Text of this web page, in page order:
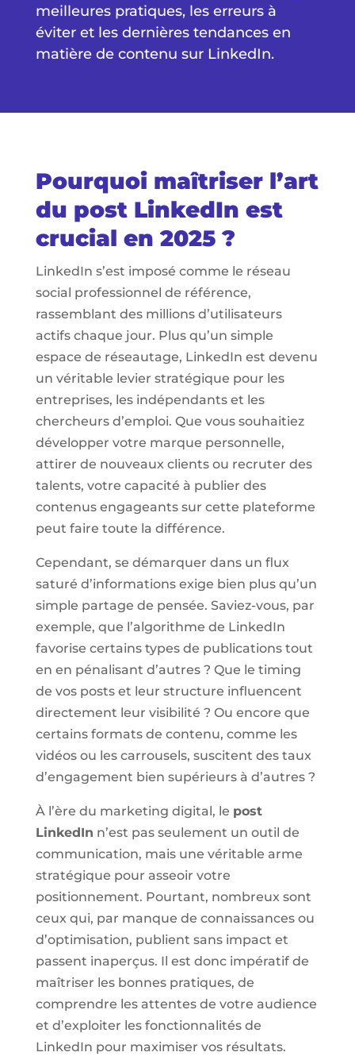
meilleures pratiques, les erreurs à
éviter et les dernières tendances en
matière de contenu sur LinkedIn.
Pourquoi maîtriser l’art
du post LinkedIn est
crucial en 2025 ?
LinkedIn s’est imposé comme le réseau
social professionnel de référence,
rassemblant des millions d’utilisateurs
actifs chaque jour. Plus qu’un simple
espace de réseautage, LinkedIn est devenu
un véritable levier stratégique pour les
entreprises, les indépendants et les
chercheurs d’emploi. Que vous souhaitiez
développer votre marque personnelle,
attirer de nouveaux clients ou recruter des
talents, votre capacité à publier des
contenus engageants sur cette plateforme
peut faire toute la différence.
Cependant, se démarquer dans un flux
saturé d’informations exige bien plus qu’un
simple partage de pensée. Saviez-vous, par
exemple, que l’algorithme de LinkedIn
favorise certains types de publications tout
en en pénalisant d’autres ? Que le timing
de vos posts et leur structure influencent
directement leur visibilité ? Ou encore que
certains formats de contenu, comme les
vidéos ou les carrousels, suscitent des taux
d’engagement bien supérieurs à d’autres ?
À l’ère du marketing digital, le post
LinkedIn n’est pas seulement un outil de
communication, mais une véritable arme
stratégique pour asseoir votre
positionnement. Pourtant, nombreux sont
ceux qui, par manque de connaissances ou
d’optimisation, publient sans impact et
passent inaperçus. Il est donc impératif de
maîtriser les bonnes pratiques, de
comprendre les attentes de votre audience
et d’exploiter les fonctionnalités de
LinkedIn pour maximiser vos résultats.